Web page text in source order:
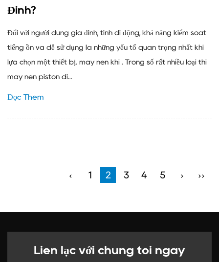
Đình?
Đối với người dùng gia đình, tính di động, khả năng kiểm soát
tiếng ồn và dễ sử dụng là những yếu tố quan trọng nhất khi
lựa chọn một thiết bị. máy nén khí . Trong số rất nhiều loại thì
máy nén piston di...
Đọc Thêm
‹ 1 2 3 4 5 › ››
Liên lạc với chúng tôi ngay